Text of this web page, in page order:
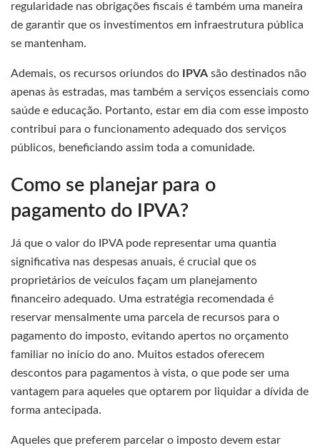
regularidade nas obrigações fiscais é também uma maneira
de garantir que os investimentos em infraestrutura pública
se mantenham.
Ademais, os recursos oriundos do IPVA são destinados não
apenas às estradas, mas também a serviços essenciais como
saúde e educação. Portanto, estar em dia com esse imposto
contribui para o funcionamento adequado dos serviços
públicos, beneficiando assim toda a comunidade.
Como se planejar para o
pagamento do IPVA?
Já que o valor do IPVA pode representar uma quantia
significativa nas despesas anuais, é crucial que os
proprietários de veículos façam um planejamento
financeiro adequado. Uma estratégia recomendada é
reservar mensalmente uma parcela de recursos para o
pagamento do imposto, evitando apertos no orçamento
familiar no início do ano. Muitos estados oferecem
descontos para pagamentos à vista, o que pode ser uma
vantagem para aqueles que optarem por liquidar a dívida de
forma antecipada.
Aqueles que preferem parcelar o imposto devem estar